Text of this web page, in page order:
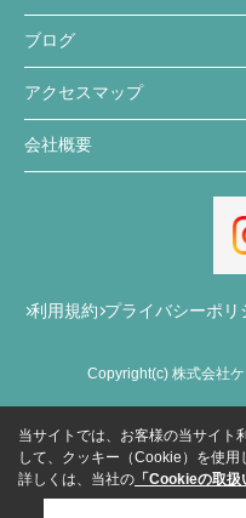
ブログ
アクセスマップ
会社概要
利用規約 プライバシーポリ
Copyright(c) 株式会社
当サイトでは、お客様の当サイト
して、クッキー（Cookie）を使用
詳しくは、当社の 「Cookieの取扱